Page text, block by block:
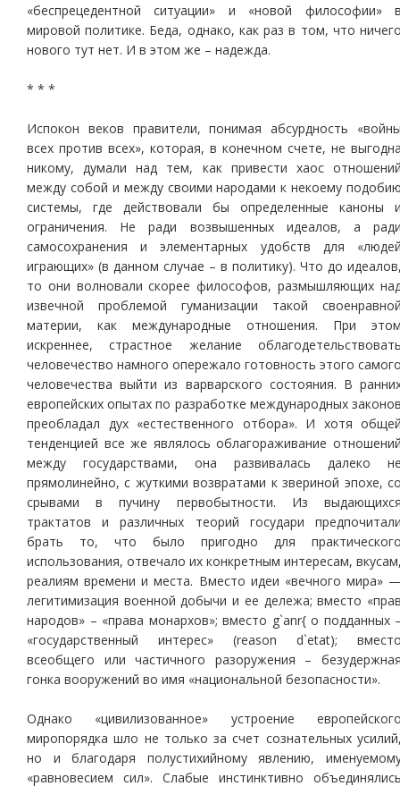
«беспрецедентной ситуации» и «новой философии»
мировой политике. Беда, однако, как раз в том, что
нового тут нет. И в этом же – надежда.
* * *
Испокон веков правители, понимая абсурдность
всех против всех», которая, в конечном счете, не
никому, думали над тем, как привести хаос
между собой и между своими народами к некоему
системы, где действовали бы определенные каноны
ограничения. Не ради возвышенных идеалов, а
самосохранения и элементарных удобств для
играющих» (в данном случае – в политику). Что до
то они волновали скорее философов, размышляющих
извечной проблемой гуманизации такой
материи, как международные отношения. При
искреннее, страстное желание
человечество намного опережало готовность этого
человечества выйти из варварского состояния. В
европейских опытах по разработке международных
преобладал дух «естественного отбора». И хотя
тенденцией все же являлось облагораживание
между государствами, она развивалась далеко
прямолинейно, с жуткими возвратами к звериной эпохе,
срывами в пучину первобытности. Из
трактатов и различных теорий государи
брать то, что было пригодно для
использования, отвечало их конкретным интересам,
реалиям времени и места. Вместо идеи «вечного мира»
легитимизация военной добычи и ее дележа; вместо
народов» – «права монархов»; вместо g`anr{ о подданных
«государственный интерес» (reason d`etat);
всеобщего или частичного разоружения –
гонка вооружений во имя «национальной безопасности».
Однако «цивилизованное» устроение
миропорядка шло не только за счет сознательных
но и благодаря полустихийному явлению,
«равновесием сил». Слабые инстинктивно